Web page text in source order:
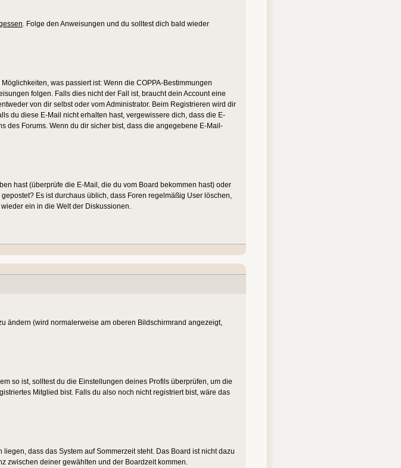
. Folge den Anweisungen und du solltest dich bald wieder
was passiert ist: Wenn die COPPA-Bestimmungen
folgen. Falls dies nicht der Fall ist, braucht dein Account eine
von dir selbst oder vom Administrator. Beim Registrieren wird dir
du diese E-Mail nicht erhalten hast, vergewissere dich, dass die E-
des Forums. Wenn du dir sicher bist, dass die angegebene E-Mail-
hast (überprüfe die E-Mail, die du vom Board bekommen hast) oder
Es ist durchaus üblich, dass Foren regelmäßig User löschen,
ein in die Welt der Diskussionen.
ändern (wird normalerweise am oberen Bildschirmrand angezeigt,
so ist, solltest du die Einstellungen deines Profils überprüfen, um die
Mitglied bist. Falls du also noch nicht registriert bist, wäre das
dass das System auf Sommerzeit steht. Das Board ist nicht dazu
zwischen deiner gewählten und der Boardzeit kommen.